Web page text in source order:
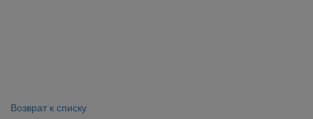
Возврат к списку